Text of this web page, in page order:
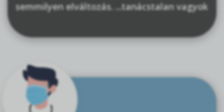
semmilyen elváltozás. ...tanácstalan vagyok